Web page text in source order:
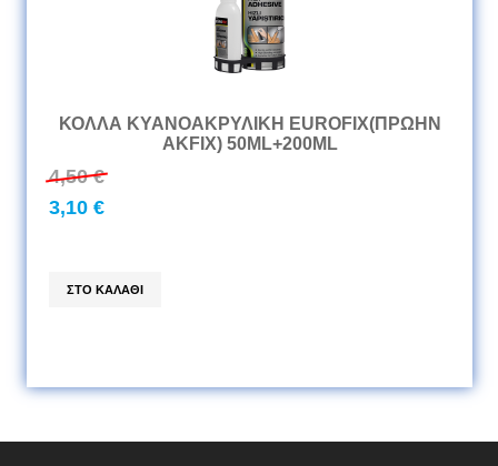
ΚΟΛΛΑ ΚΥΑΝΟΑΚΡΥΛΙΚΗ EUROFIX(ΠΡΩΗΝ
AKFIX) 50ML+200ML
4,50 €
3,10 €